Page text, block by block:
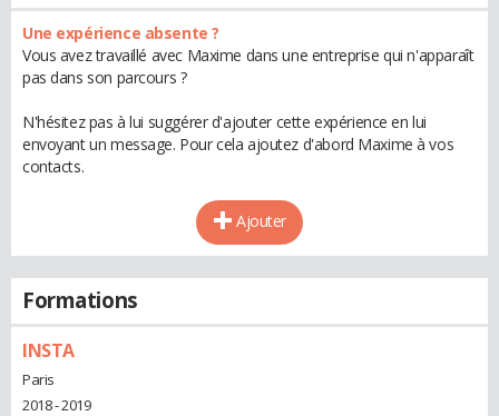
Une expérience absente ?
Vous avez travaillé avec Maxime dans une entreprise qui n'apparaît
pas dans son parcours ?
N'hésitez pas à lui suggérer d'ajouter cette expérience en lui
envoyant un message. Pour cela ajoutez d'abord Maxime à vos
contacts.
Ajouter
Formations
INSTA
Paris
2018 - 2019